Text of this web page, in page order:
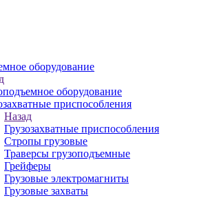
оборудование
оборудование
приспособления
Назад
Грузозахватные приспособления
Стропы грузовые
Траверсы грузоподъемные
Грейферы
Грузовые электромагниты
Грузовые захваты